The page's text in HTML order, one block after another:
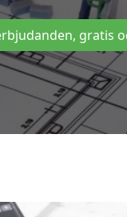
gratis